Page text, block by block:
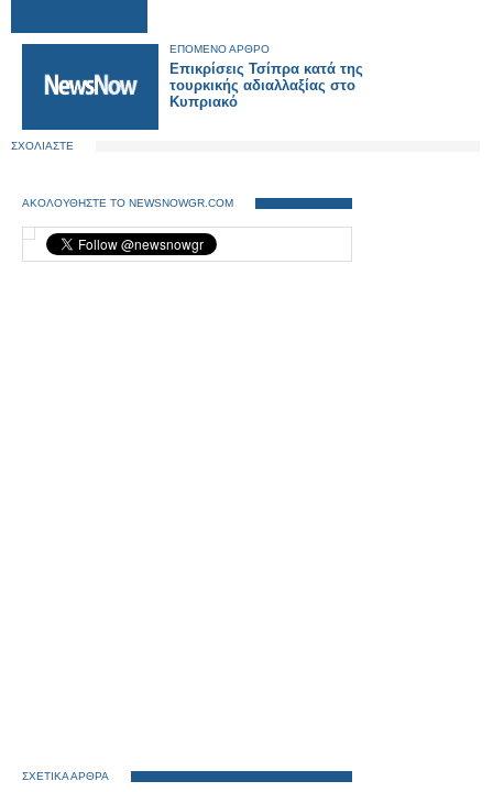
ΕΠΟΜΕΝΟ ΑΡΘΡΟ
Επικρίσεις Τσίπρα κατά της
τουρκικής αδιαλλαξίας στο
Κυπριακό
ΣΧΟΛΙΑΣΤΕ
ΑΚΟΛΟΥΘΗΣΤΕ ΤΟ NEWSNOWGR.COM
ΣΧΕΤΙΚΑ ΑΡΘΡΑ